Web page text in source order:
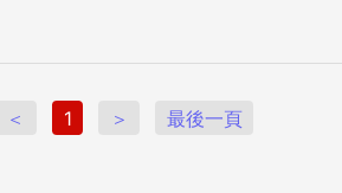
＜ 1 ＞ 最後一頁